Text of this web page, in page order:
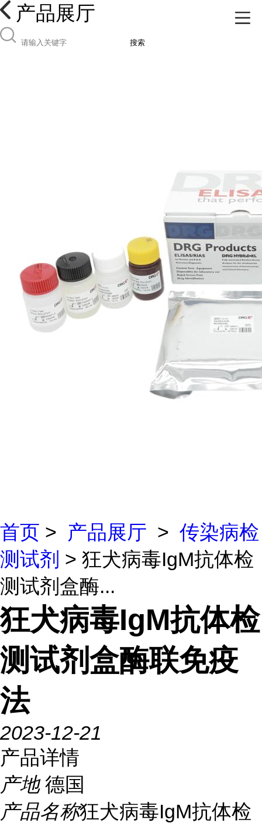
产品展厅
搜索
首页 > 产品展厅 > 传染病检
测试剂 > 狂犬病毒IgM抗体检
测试剂盒酶...
狂犬病毒IgM抗体检
测试剂盒酶联免疫
法
2023-12-21
产品详情
产地 德国
产品名称狂犬病毒IgM抗体检